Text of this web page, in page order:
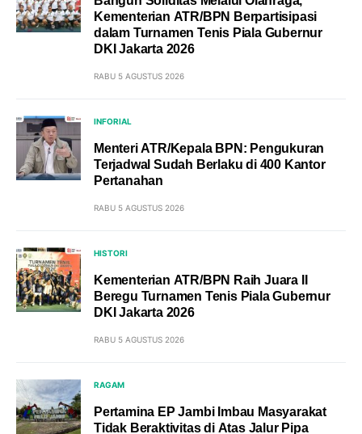
Kementerian ATR/BPN Berpartisipasi
dalam Turnamen Tenis Piala Gubernur
DKI Jakarta 2026
RABU 5 AGUSTUS 2026
INFORIAL
Menteri ATR/Kepala BPN: Pengukuran
Terjadwal Sudah Berlaku di 400 Kantor
Pertanahan
RABU 5 AGUSTUS 2026
HISTORI
Kementerian ATR/BPN Raih Juara II
Beregu Turnamen Tenis Piala Gubernur
DKI Jakarta 2026
RABU 5 AGUSTUS 2026
RAGAM
Pertamina EP Jambi Imbau Masyarakat
Tidak Beraktivitas di Atas Jalur Pipa